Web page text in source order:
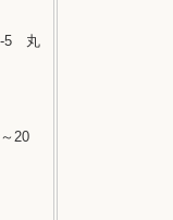
5 丸
20